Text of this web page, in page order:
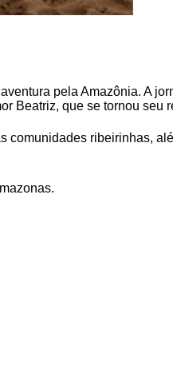
pela Amazônia. A
Beatriz, que se tornou seu
comunidades ribeirinhas,